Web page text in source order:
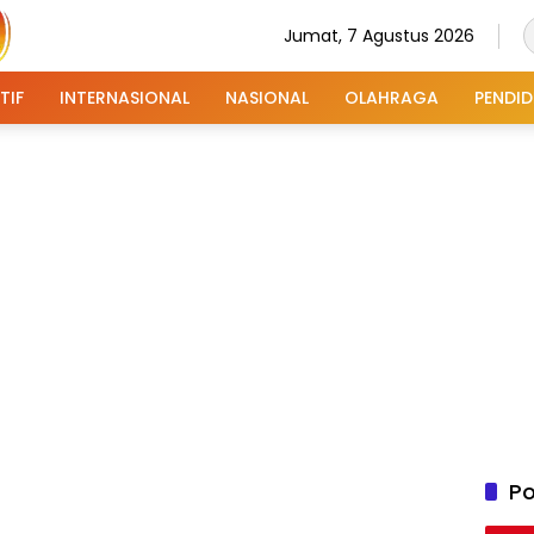
Jumat, 7 Agustus 2026
INTERNASIONAL NASIONAL OLAHRAGA